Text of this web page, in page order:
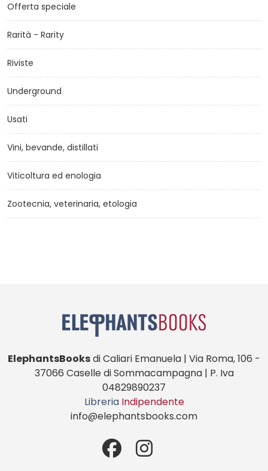
Offerta speciale
Rarità - Rarity
Riviste
Underground
Usati
Vini, bevande, distillati
Viticoltura ed enologia
Zootecnia, veterinaria, etologia
ElephantsBooksdi Caliari Emanuela | Via Roma, 106 -
37066 Caselle di Sommacampagna | P. Iva
04829890237
Libreria Indipendente
info@elephantsbooks.com